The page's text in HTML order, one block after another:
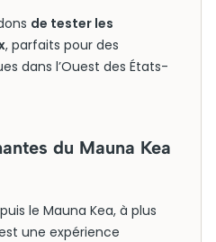
de tester les
, parfaits pour des
dans l’Ouest des États-
du Mauna Kea
le Mauna Kea, à plus
une expérience